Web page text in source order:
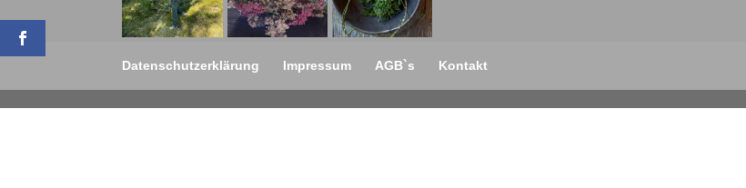
Datenschutzerklärung Impressum AGB`s Kontakt